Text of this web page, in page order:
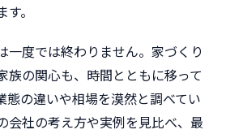
。
一度では終わりません。家づくり
族の関心も、時間とともに移って
態の違いや相場を漠然と調べてい
会社の考え方や実例を見比べ、最